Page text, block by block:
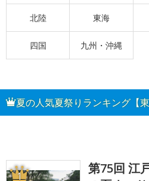
北陸 東海
四国 九州・沖縄
夏の人気夏祭りランキング【
1
第75回 江